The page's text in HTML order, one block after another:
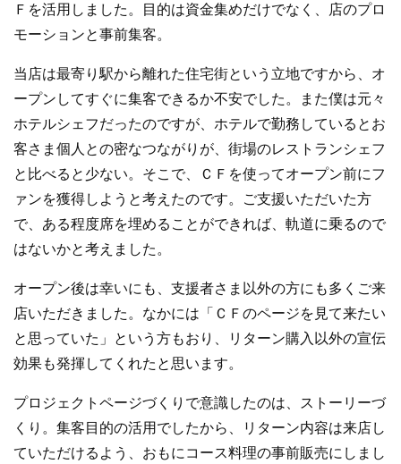
Ｆを活用しました。目的は資金集めだけでなく、店のプロ
モーションと事前集客。
当店は最寄り駅から離れた住宅街という立地ですから、オ
ープンしてすぐに集客できるか不安でした。また僕は元々
ホテルシェフだったのですが、ホテルで勤務しているとお
客さま個人との密なつながりが、街場のレストランシェフ
と比べると少ない。そこで、ＣＦを使ってオープン前にフ
ァンを獲得しようと考えたのです。ご支援いただいた方
で、ある程度席を埋めることができれば、軌道に乗るので
はないかと考えました。
オープン後は幸いにも、支援者さま以外の方にも多くご来
店いただきました。なかには「ＣＦのページを見て来たい
と思っていた」という方もおり、リターン購入以外の宣伝
効果も発揮してくれたと思います。
プロジェクトページづくりで意識したのは、ストーリーづ
くり。集客目的の活用でしたから、リターン内容は来店し
ていただけるよう、おもにコース料理の事前販売にしまし